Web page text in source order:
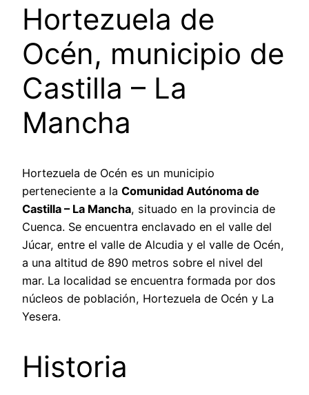
Hortezuela de
Océn, municipio de
Castilla – La
Mancha
Hortezuela de Océn es un municipio
perteneciente a la Comunidad Autónoma de
Castilla – La Mancha, situado en la provincia de
Cuenca. Se encuentra enclavado en el valle del
Júcar, entre el valle de Alcudia y el valle de Océn,
a una altitud de 890 metros sobre el nivel del
mar. La localidad se encuentra formada por dos
núcleos de población, Hortezuela de Océn y La
Yesera.
Historia